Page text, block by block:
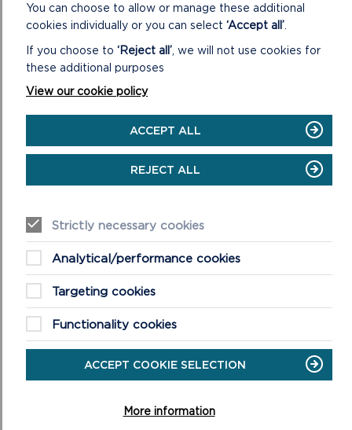
GWEITHDAI
CLWB
MERCHER
GEIRIAU DIFLANEDIG – THE LOST WORDS
Nodwch, mae'r arddangosfa hon bellach wedi cau. Drwy
bartneriaeth unigryw rhwng Amgueddfa Cymru a dau
Awdurdod Parc Cenedlaethol yng Nghymru, bydd y l...
DARLLENWCH FWYON
DIFLANEDIG
LOST
You can choose to allow or manage these additional
cookies individually or you can select ‘Accept all’
If you choose to ‘Reject all’ , we will not use cookies for
these additional purposes
View our cookie policy
ACCEPT ALL
REJECT ALL
Strictly necessary cookies
Analytical/performance cookies
Targeting cookies
Functionality cookies
ACCEPT COOKIE SELECTION
More information